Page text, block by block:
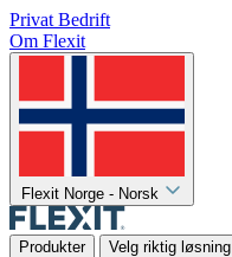
Privat Bedrift
Om Flexit
Flexit Norge - Norsk
Produkter Velg riktig løsning